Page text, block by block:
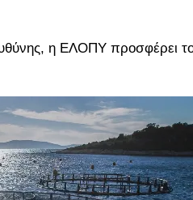
η ΕΛΟΠΥ προσφέρει το